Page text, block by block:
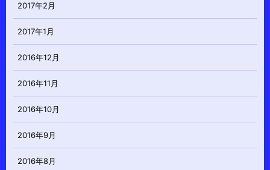
2017年2月
2017年1月
2016年12月
2016年11月
2016年10月
2016年9月
2016年8月